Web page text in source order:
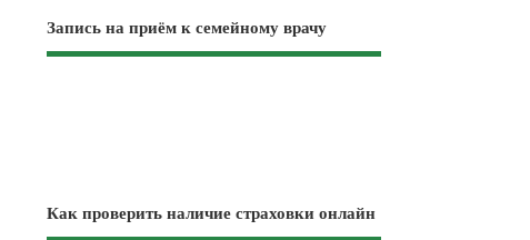
Запись на приём к семейному врачу
Как проверить наличие страховки онлайн